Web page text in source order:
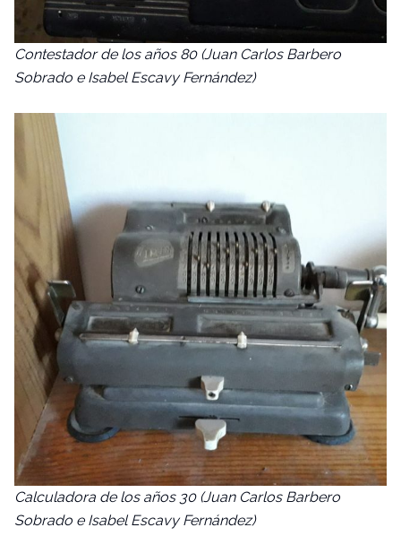
Contestador de los años 80 (Juan Carlos Barbero
Sobrado e Isabel Escavy Fernández)
Calculadora de los años 30 (Juan Carlos Barbero
Sobrado e Isabel Escavy Fernández)